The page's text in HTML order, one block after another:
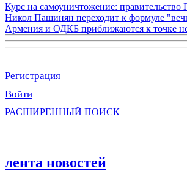
Курс на самоуничтожение:
Никол Пашинян переходит к формуле
Армения и ОДКБ приближаются к точке
Регистрация
Войти
РАСШИРЕННЫЙ ПОИСК
лента новостей